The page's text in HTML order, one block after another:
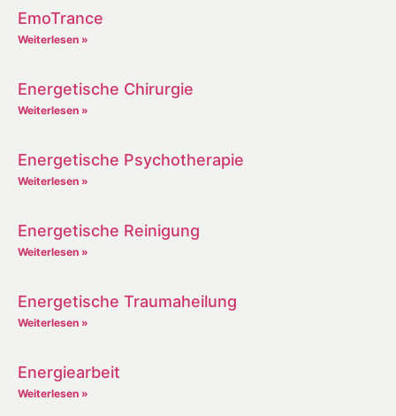
EmoTrance
Weiterlesen »
Energetische Chirurgie
Weiterlesen »
Energetische Psychotherapie
Weiterlesen »
Energetische Reinigung
Weiterlesen »
Energetische Traumaheilung
Weiterlesen »
Energiearbeit
Weiterlesen »